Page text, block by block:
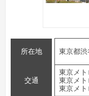
所在地 東京都渋
交通
東京メ
東京メ
東京メ